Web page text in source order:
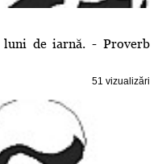
de iarnă. - Proverb
51 vizualizări